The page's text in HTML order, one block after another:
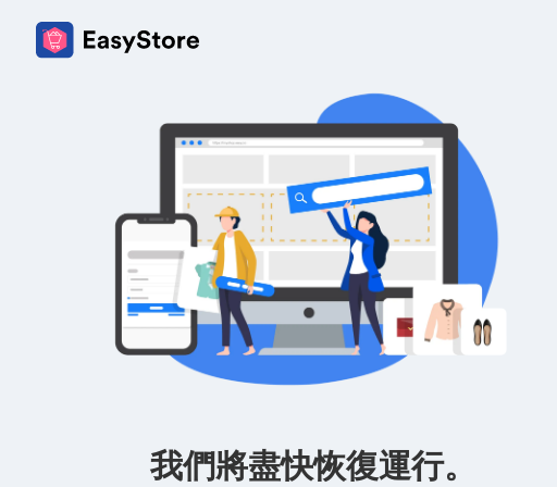
我們將盡快恢復運行。